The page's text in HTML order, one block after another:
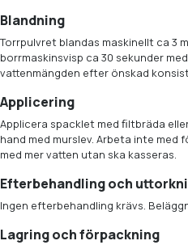
Blandning
Torrpulvret blandas maskinellt ca 3
borrmaskinsvisp ca 30 sekunder
vattenmängden efter önskad
Applicering
Applicera spacklet med ﬁltbräda
hand med murslev. Arbeta inte
med mer vatten utan ska kasseras.
Efterbehandling och
Ingen efterbehandling krävs.
Lagring och förpackning